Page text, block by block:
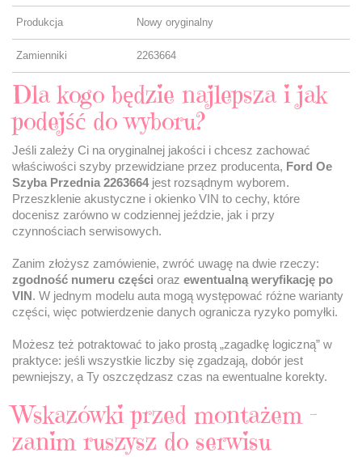
Produkcja Nowy oryginalny
Zamienniki 2263664
Dla kogo będzie najlepsza i jak
podejść do wyboru?
Jeśli zależy Ci na oryginalnej jakości i chcesz zachować
właściwości szyby przewidziane przez producenta, Ford Oe
Szyba Przednia 2263664jest rozsądnym wyborem.
Przeszklenie akustyczne i okienko VIN to cechy, które
docenisz zarówno w codziennej jeździe, jak i przy
czynnościach serwisowych.
Zanim złożysz zamówienie, zwróć uwagę na dwie rzeczy:
zgodność numeru części oraz ewentualną weryfikację po
VIN. W jednym modelu auta mogą występować różne warianty
części, więc potwierdzenie danych ogranicza ryzyko pomyłki.
Możesz też potraktować to jako prostą „zagadkę logiczną” w
praktyce: jeśli wszystkie liczby się zgadzają, dobór jest
pewniejszy, a Ty oszczędzasz czas na ewentualne korekty.
Wskazówki przed montażem –
zanim ruszysz do serwisu